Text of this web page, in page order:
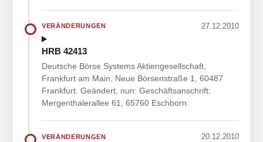
VERÄNDERUNGEN 27.12.2010
HRB 42413
Deutsche Börse Systems Aktiengesellschaft,
Frankfurt am Main, Neue Börsenstraße 1, 60487
Frankfurt. Geändert, nun: Geschäftsanschrift:
Mergenthalerallee 61, 65760 Eschborn.
VERÄNDERUNGEN 20.12.2010